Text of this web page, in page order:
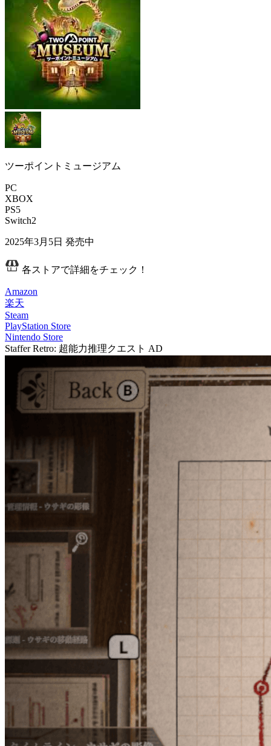
ツーポイントミュージアム
PC
XBOX
PS5
Switch2
2025年3月5日 発売中
各ストアで詳細をチェック！
Amazon
楽天
Steam
PlayStation Store
Nintendo Store
Staffer Retro: 超能力推理クエスト AD